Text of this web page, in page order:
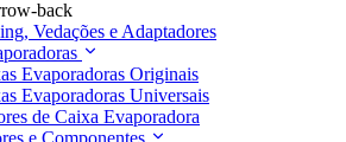
Vedações e Adaptadores
Evaporadoras Originais
Evaporadoras Universais
de Caixa Evaporadora
e Componentes